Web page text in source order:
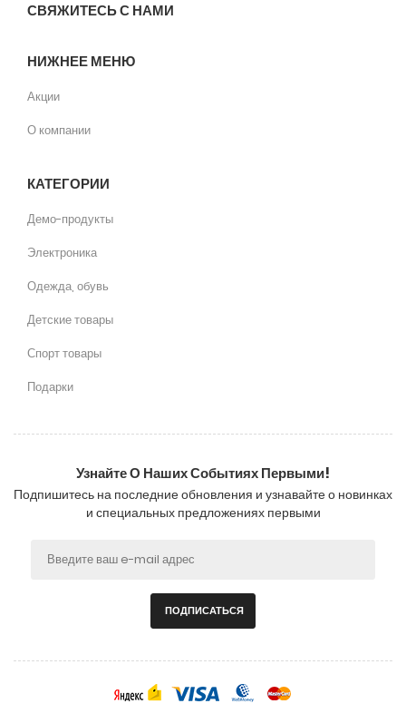
СВЯЖИТЕСЬ С НАМИ
НИЖНЕЕ МЕНЮ
Акции
О компании
КАТЕГОРИИ
Демо-продукты
Электроника
Одежда, обувь
Детские товары
Спорт товары
Подарки
Узнайте О Наших Событиях Первыми!
Подпишитесь на последние обновления и узнавайте о новинках
и специальных предложениях первыми
ПОДПИСАТЬСЯ